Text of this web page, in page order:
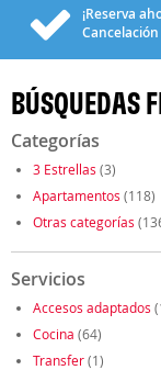
¡Reserva
Cancelación
BÚSQUEDAS
Categorías
3 Estrellas (3)
Apartamentos (118)
Otras categorías
Servicios
Accesos adaptados
Cocina (64)
Transfer(1)